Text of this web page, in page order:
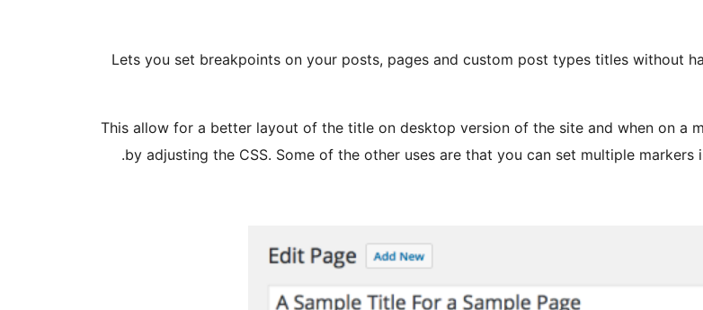
Lets you set breakpoints on your posts, pages and custom post types titles without
This allow for a better layout of the title on desktop version of the site and when on a
by adjusting the CSS. Some of the other uses are that you can set multiple